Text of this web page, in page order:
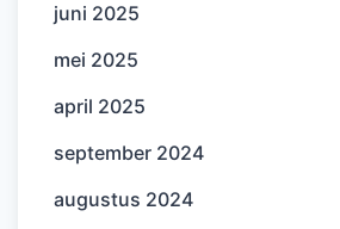
juni 2025
mei 2025
april 2025
september 2024
augustus 2024